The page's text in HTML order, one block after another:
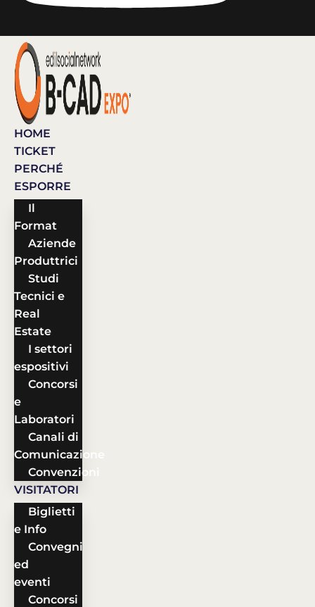
HOME
TICKET
PERCHÉ
ESPORRE
Il
Format
Aziende
Produttrici
Studi
Tecnici e
Real
Estate
I settori
espositivi
Concorsi
e
Laboratori
Canali di
Comunicazione
Convenzioni
VISITATORI
Biglietti
e Info
Convegni
ed
eventi
Concorsi